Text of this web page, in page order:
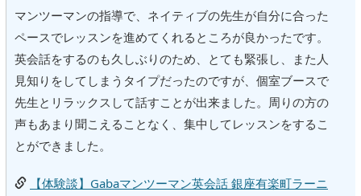
マンツーマンの指導で、ネイティブの先生が自分に合った
ペースでレッスンを進めてくれるところが良かったです。
英会話をするのも久しぶりのため、とても緊張し、また人
見知りをしてしまうタイプだったのですが、個室ブースで
先生とリラックスして話すことが出来ました。周りの方の
声もあまり聞こえることなく、集中してレッスンをするこ
とができました。
【体験談】Gabaマンツーマン英会話 銀座有楽町ラーニ